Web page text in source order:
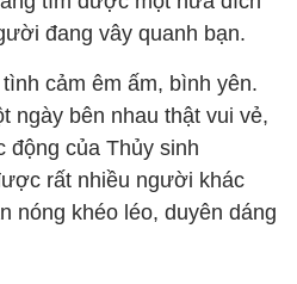
đang vây quanh bạn.
cảm êm ấm, bình yên.
ngày bên nhau thật vui vẻ,
động của Thủy sinh
rất nhiều người khác
nóng khéo léo, duyên dáng